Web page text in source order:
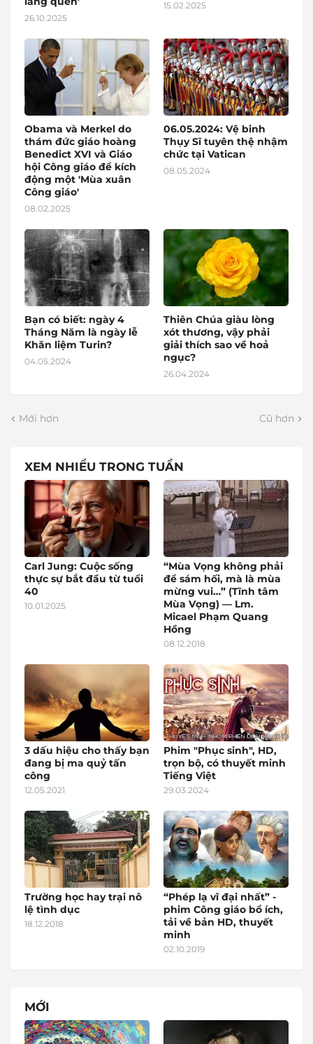
26.10.2025
15.02.2025
Obama và Merkel do
thám đức giáo hoàng
Benedict XVI và Giáo
hội Công giáo để kích
động một 'Mùa xuân
Công giáo'
08.02.2025
06.05.2024: Vệ binh
Thụy Sĩ tuyên thệ nhậm
chức tại Vatican
08.05.2024
Bạn có biết: ngày 4
Tháng Năm là ngày lễ
Khăn liệm Turin?
04.05.2024
Thiên Chúa giàu lòng
xót thương, vậy phải
giải thích sao về hoả
ngục?
26.04.2024
Mới hơn Cũ hơn
XEM NHIỀU TRONG TUẦN
Carl Jung: Cuộc sống
thực sự bắt đầu từ tuổi
40
10.01.2025
“Mùa Vọng không phải
để sám hối, mà là mùa
mừng vui…” (Tĩnh tâm
Mùa Vọng) — Lm.
Micael Phạm Quang
Hồng
08.12.2018
3 dấu hiệu cho thấy bạn
đang bị ma quỷ tấn
công
12.05.2021
Phim "Phục sinh", HD,
trọn bộ, có thuyết minh
Tiếng Việt
29.03.2024
Trường học hay trại nô
lệ tình dục
18.12.2018
“Phép lạ vĩ đại nhất” -
phim Công giáo bổ ích,
tải về bản HD, thuyết
minh
02.10.2019
MỚI